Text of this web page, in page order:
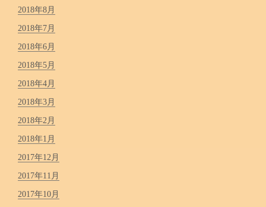
2018年8月
2018年7月
2018年6月
2018年5月
2018年4月
2018年3月
2018年2月
2018年1月
2017年12月
2017年11月
2017年10月